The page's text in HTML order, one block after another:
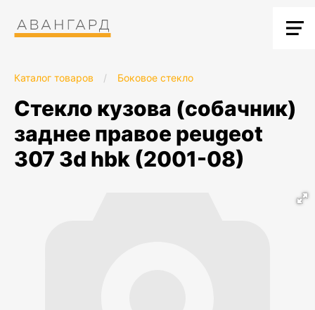
Каталог товаров / Боковое стекло
стекло кузова (собачник)
заднее правое peugeot
307 3d hbk (2001-08)